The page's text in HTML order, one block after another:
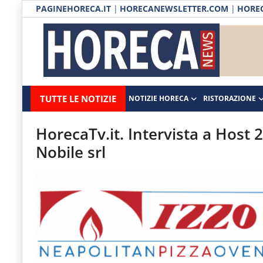
PAGINEHORECA.IT | HORECANEWSLETTER.COM |
Horecanews.it
-
Notizie
Horeca
Il
portale
canale
Horeca
e
del
TUTTE LE NOTIZIE NOTIZIE HORECA RISTORAZIONE
Notizie HORECA
Ristorazione
Ospitalità
Distribuzione
Eventi
RUBRICHE
HorecaTv.it. Intervista a Host
Nobile srl